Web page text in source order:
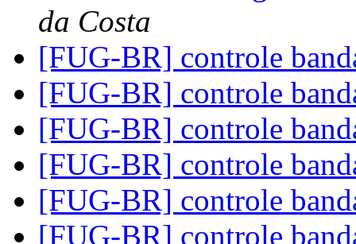
da Costa
[FUG-BR] controle
[FUG-BR] controle
[FUG-BR] controle
[FUG-BR] controle
[FUG-BR] controle
[FUG-BR] controle